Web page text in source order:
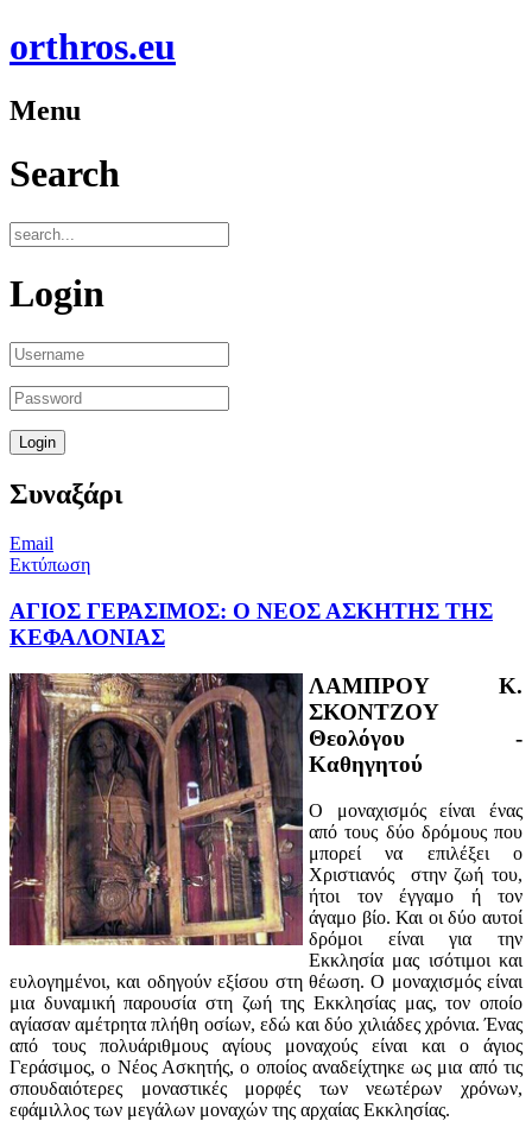
orthros.eu
Menu
Search
Login
Συναξάρι
Email
Εκτύπωση
ΑΓΙΟΣ ΓΕΡΑΣΙΜΟΣ: Ο ΝΕΟΣ ΑΣΚΗΤΗΣ ΤΗΣ
ΚΕΦΑΛΟΝΙΑΣ
ΛΑΜΠΡΟΥ Κ.
ΣΚΟΝΤΖΟΥ
Θεολόγου -
Καθηγητού
Ο μοναχισμός είναι ένας
από τους δύο δρόμους που
μπορεί να επιλέξει ο
Χριστιανός στην ζωή του,
ήτοι τον έγγαμο ή τον
άγαμο βίο. Και οι δύο αυτοί
δρόμοι είναι για την
Εκκλησία μας ισότιμοι και
ευλογημένοι, και οδηγούν εξίσου στη θέωση. Ο μοναχισμός είναι
μια δυναμική παρουσία στη ζωή της Εκκλησίας μας, τον οποίο
αγίασαν αμέτρητα πλήθη οσίων, εδώ και δύο χιλιάδες χρόνια. Ένας
από τους πολυάριθμους αγίους μοναχούς είναι και ο άγιος
Γεράσιμος, ο Νέος Ασκητής, ο οποίος αναδείχτηκε ως μια από τις
σπουδαιότερες μοναστικές μορφές των νεωτέρων χρόνων,
εφάμιλλος των μεγάλων μοναχών της αρχαίας Εκκλησίας.